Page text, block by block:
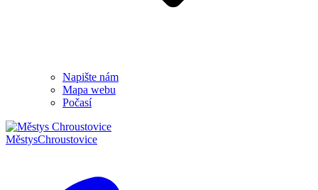
Napište nám
Mapa webu
Počasí
MěstysChroustovice